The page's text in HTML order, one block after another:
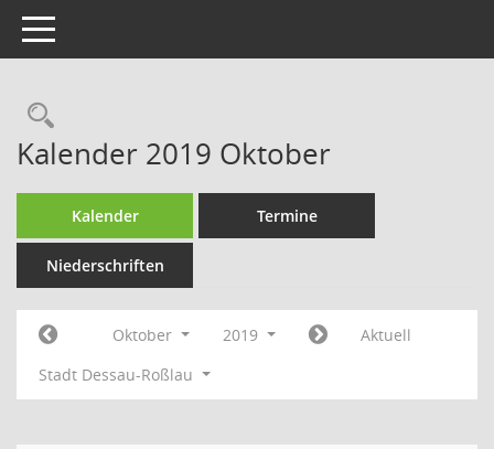
Toggle navigation
Rechercheauswahl
Kalender 2019 Oktober
Kalender Termine
Niederschriften
Oktober 2019
Aktuell
Stadt Dessau-Roßlau